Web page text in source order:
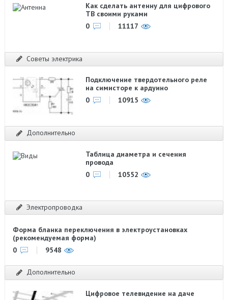
Как сделать антенну для цифрового
ТВ своими руками
0
11117
Советы электрика
Подключение твердотельного реле
на симисторе к ардуино
0
10915
Дополнительно
Таблица диаметра и сечения
провода
0
10552
Электропроводка
Форма бланка переключения в электроустановках
(рекомендуемая форма)
0
9548
Дополнительно
Цифровое телевидение на даче